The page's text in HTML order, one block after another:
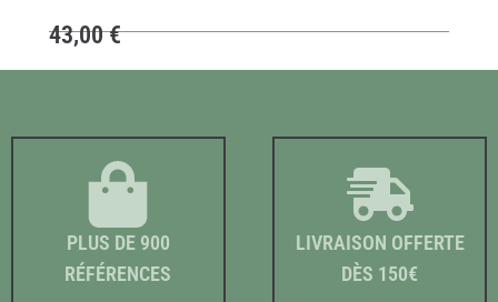
43,00€
PLUS DE 900
RÉFÉRENCES
LIVRAISON OFFERTE
DÈS 150€